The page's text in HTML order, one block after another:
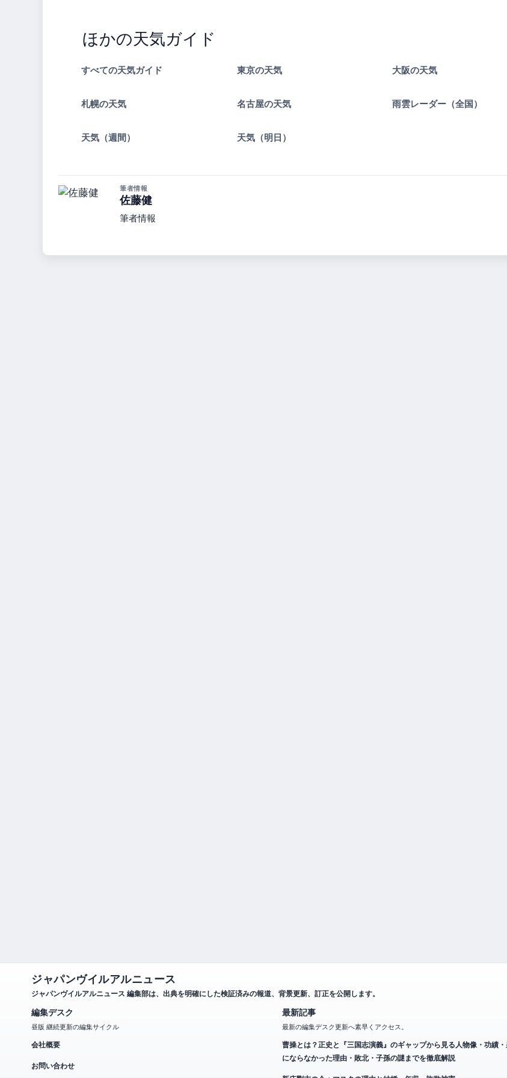
ほかの天気ガイド
すべての天気ガイド 東京の天気 大阪の天気
札幌の天気 名古屋の天気 雨雲レーダー（全国）
天気（週間） 天気（明日）
筆者情報
佐藤健
筆者情報
ジャパンヴイルアルニュース
曹操とは？正史と『三国志演義』のギャップから見る人物像・功績・